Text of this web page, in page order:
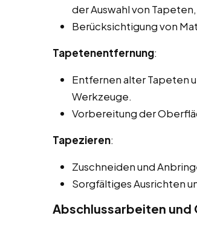
der Auswahl von
Berücksichtigung von
Tapetenentfernung:
Entfernen alter Tapeten
Werkzeuge.
Vorbereitung der
Tapezieren:
Zuschneiden und
Sorgfältiges Ausrichten
Abschlussarbeiten und